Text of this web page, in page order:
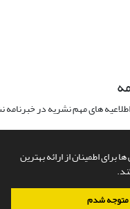
برای اطمینان از ارائه بهترین
متوجه شدم
اطلاعیه های مهم نشریه در